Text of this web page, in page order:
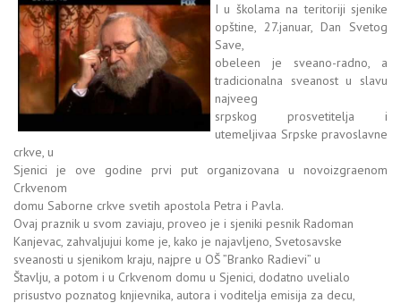
I u školama na teritoriji sjenike
opštine, 27.januar, Dan Svetog
Save,
obeleen je sveano-radno, a
tradicionalna sveanost u slavu
najveeg
srpskog prosvetitelja i
utemeljivaa Srpske pravoslavne
crkve, u
Sjenici je ove godine prvi put organizovana u novoizgraenom
Crkvenom
domu Saborne crkve svetih apostola Petra i Pavla.
Ovaj praznik u svom zaviaju, proveo je i sjeniki pesnik Radoman
Kanjevac, zahvaljujui kome je, kako je najavljeno, Svetosavske
sveanosti u sjenikom kraju, najpre u OŠ ”Branko Radievi” u
Štavlju, a potom i u Crkvenom domu u Sjenici, dodatno uvelialo
prisustvo poznatog knjievnika, autora i voditelja emisija za decu,